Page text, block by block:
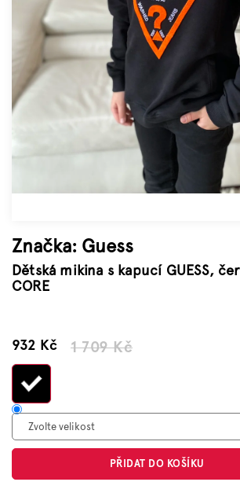
Značky
Měna
(CZK)
Značka: Guess
Dětská mikina s kapucí GUESS,
CORE
1 709 Kč
932 KčMěrná
PŘIDAT DO KOŠÍKU